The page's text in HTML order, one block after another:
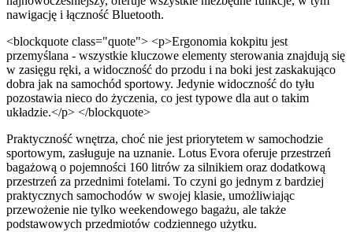
nawigację i łączność Bluetooth.
<blockquote class="quote"> <p>Ergonomia kokpitu jest
przemyślana - wszystkie kluczowe elementy sterowania znajdują się
w zasięgu ręki, a widoczność do przodu i na boki jest zaskakująco
dobra jak na samochód sportowy. Jedynie widoczność do tyłu
pozostawia nieco do życzenia, co jest typowe dla aut o takim
układzie.</p> </blockquote>
Praktyczność wnętrza, choć nie jest priorytetem w samochodzie
sportowym, zasługuje na uznanie. Lotus Evora oferuje przestrzeń
bagażową o pojemności 160 litrów za silnikiem oraz dodatkową
przestrzeń za przednimi fotelami. To czyni go jednym z bardziej
praktycznych samochodów w swojej klasie, umożliwiając
przewożenie nie tylko weekendowego bagażu, ale także
podstawowych przedmiotów codziennego użytku.